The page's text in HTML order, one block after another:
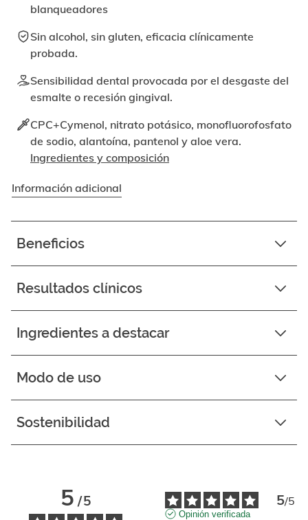
blanqueadores
Sin alcohol, sin gluten, eficacia clínicamente
probada.
Sensibilidad dental provocada por el desgaste del
esmalte o recesión gingival.
CPC+Cymenol, nitrato potásico, monofluorofosfato
de sodio, alantoína, pantenol y aloe vera.
Ingredientes y composición
Información adicional
Beneficios
Resultados clínicos
Ingredientes a destacar
Modo de uso
Sostenibilidad
5/5 5/5
Opinión verificada